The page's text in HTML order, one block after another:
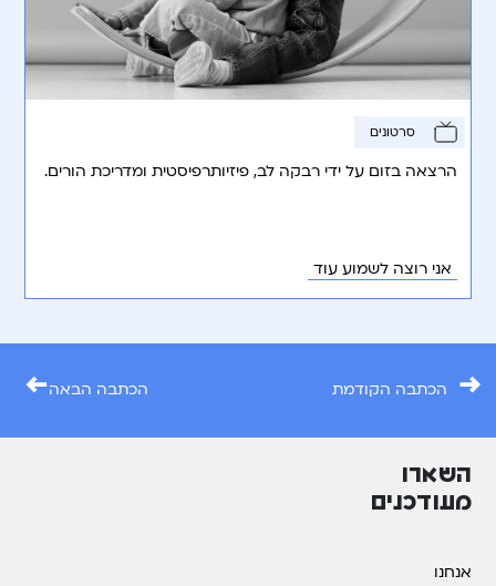
סרטונים
הרצאה בזום על ידי רבקה לב, פיזיותרפיסטית ומדריכת הורים.
אני רוצה לשמוע עוד
→ הכתבה הקודמת הכתבה הבאה←
השארו
מעודכנים
אנחנו